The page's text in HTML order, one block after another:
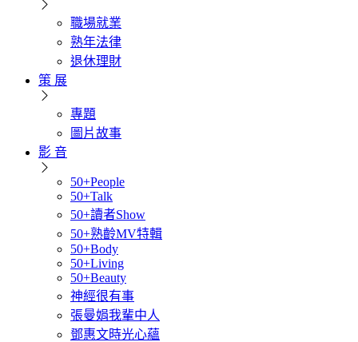
職場就業
熟年法律
退休理財
策 展
專題
圖片故事
影 音
50+People
50+Talk
50+讀者Show
50+熟齡MV特輯
50+Body
50+Living
50+Beauty
神經很有事
張曼娟我輩中人
鄧惠文時光心蘊